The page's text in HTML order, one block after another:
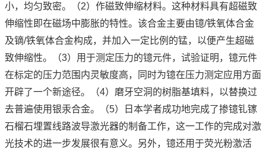
小，均匀致密。（2）作磁致伸缩材料。这种材料具有超磁致
伸缩性即在磁场中膨胀的特性。该合金主要由镱/铁氧体合金
及镝/铁氧体合金构成，并加入一定比例的锰，以便产生超磁
致伸缩性。（3）用于测定压力的镱元件，试验证明，镱元件
在标定的压力范围内灵敏度高，同时为镱在压力测定应用方面
开辟了一个新途径。（4）磨牙空洞的树脂基填料，以替换过
去普遍使用银汞合金。（5）日本学者成功地完成了掺镱钆镓
石榴石埋置线路波导激光器的制备工作，这一工作的完成对激
光技术的进一步发展很有意义。另外，镱还用于荧光粉激活